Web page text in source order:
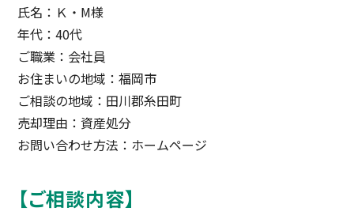
氏名：Ｋ・M様
年代：40代
ご職業：会社員
お住まいの地域：福岡市
ご相談の地域：田川郡糸田町
売却理由：資産処分
お問い合わせ方法：ホームページ
【ご相談内容】